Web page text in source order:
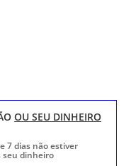
OU SEU DINHEIRO
7 dias não estiver
seu dinheiro